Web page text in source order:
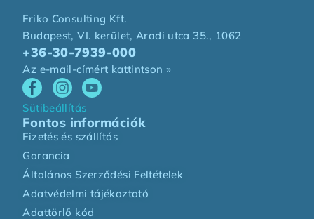
Friko Consulting Kft.
Budapest, VI. kerület, Aradi utca 35., 1062
+36-30-7939-000
Az e-mail-címért kattintson »
Sütibeállítás
Fontos információk
Fizetés és szállítás
Garancia
Általános Szerződési Feltételek
Adatvédelmi tájékoztató
Adattörlő kód